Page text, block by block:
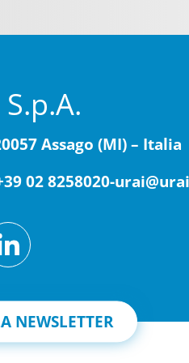
Assago (MI) – Italia
02 8258020-
NEWSLETTER